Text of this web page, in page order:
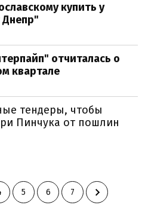
купить у
Днепр"
отчиталась о
квартале
тендеры, чтобы
Пинчука от пошлин
5 6 7